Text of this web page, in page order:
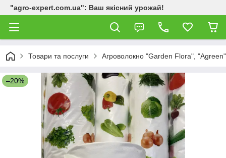
"agro-expert.com.ua": Ваш якісний урожай!
Товари та послуги Агроволокно "Garden Flora", "Agreen"
–20%